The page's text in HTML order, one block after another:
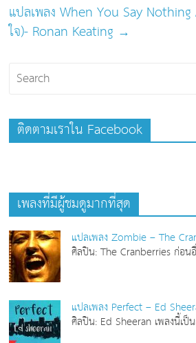
แปลเพลง When You Say
ใจ)- Ronan Keating →
ติดตามเราใน Facebook
เพลงที่มีผู้ชมดูมากที่สุด
แปลเพลง Zombie – The
ศิลปิน: The Cranberries ก่อน
แปลเพลง Perfect – Ed
ศิลปิน: Ed Sheeran เพลงนี้เป็น